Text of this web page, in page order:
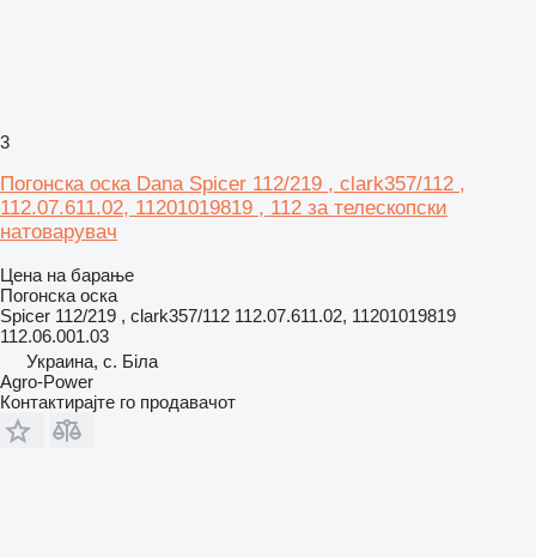
3
Погонска оска Dana Spicer 112/219 , clark357/112 ,
112.07.611.02, 11201019819 , 112 за телескопски
натоварувач
Цена на барање
Погонска оска
Spicer 112/219 , clark357/112 112.07.611.02, 11201019819
112.06.001.03
Украина, с. Біла
Agro-Power
Контактирајте го продавачот